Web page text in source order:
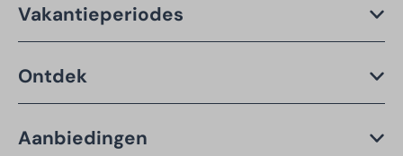
Vakantieperiodes
Ontdek
Aanbiedingen